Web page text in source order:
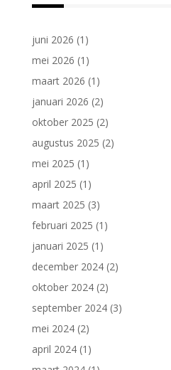
juni 2026 (1)
mei 2026 (1)
maart 2026 (1)
januari 2026 (2)
oktober 2025 (2)
augustus 2025 (2)
mei 2025 (1)
april 2025 (1)
maart 2025 (3)
februari 2025 (1)
januari 2025 (1)
december 2024 (2)
oktober 2024 (2)
september 2024 (3)
mei 2024 (2)
april 2024 (1)